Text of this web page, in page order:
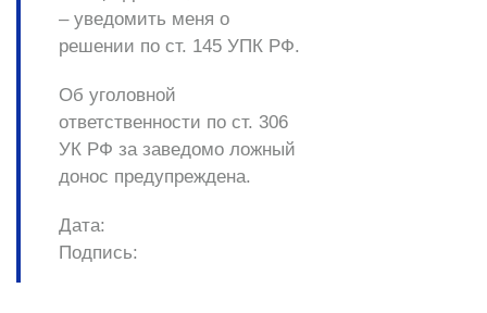
– уведомить меня о
решении по ст. 145 УПК РФ.
Об уголовной
ответственности по ст. 306
УК РФ за заведомо ложный
донос предупреждена.
Дата:
Подпись: